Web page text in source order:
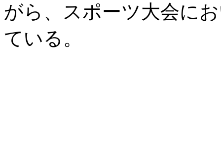
がら、スポーツ大会に
ている。